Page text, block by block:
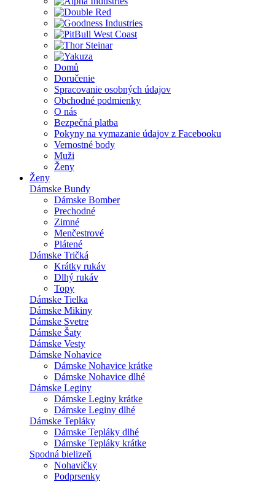
Domů
Doručenie
Spracovanie osobných údajov
Obchodné podmienky
O nás
Bezpečná platba
Pokyny na vymazanie údajov z Facebooku
Vernostné body
Muži
Ženy
Ženy
Dámske Bundy
Dámske Bomber
Prechodné
Zimné
Menčestrové
Plátené
Dámske Tričká
Krátky rukáv
Dlhý rukáv
Topy
Dámske Tielka
Dámske Mikiny
Dámske Svetre
Dámske Šaty
Dámske Vesty
Dámske Nohavice
Dámske Nohavice krátke
Dámske Nohavice dlhé
Dámske Leginy
Dámske Leginy krátke
Dámske Leginy dlhé
Dámske Tepláky
Dámske Tepláky dlhé
Dámske Tepláky krátke
Spodná bielizeň
Nohavičky
Podprsenky